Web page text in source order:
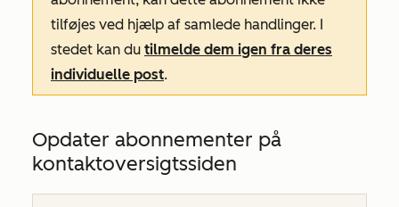
tilføjes ved hjælp af samlede handlinger. I
stedet kan du tilmelde dem igen fra deres
individuelle post.
Opdater abonnementer på
kontaktoversigtssiden